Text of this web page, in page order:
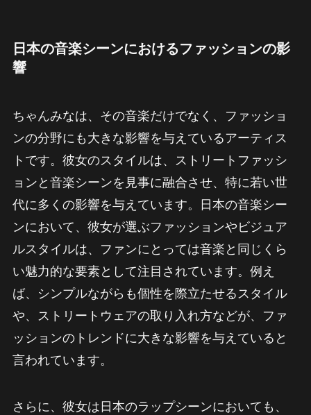
日本の音楽シーンにおけるファッションの影
響
ちゃんみなは、その音楽だけでなく、ファッショ
ンの分野にも大きな影響を与えているアーティス
トです。彼女のスタイルは、ストリートファッシ
ョンと音楽シーンを見事に融合させ、特に若い世
代に多くの影響を与えています。日本の音楽シー
ンにおいて、彼女が選ぶファッションやビジュア
ルスタイルは、ファンにとっては音楽と同じくら
い魅力的な要素として注目されています。例え
ば、シンプルながらも個性を際立たせるスタイル
や、ストリートウェアの取り入れ方などが、ファ
ッションのトレンドに大きな影響を与えていると
言われています。
さらに、彼女は日本のラップシーンにおいても、